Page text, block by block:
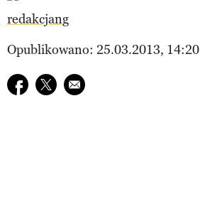
redakcjang
Opublikowano: 25.03.2013, 14:20
Udostępnij na facebook
Udostępnij na twitter
E-mail do przyjaciela